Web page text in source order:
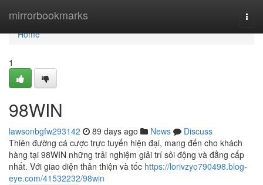
mirrorbookmarks
Home
Home
1
98WIN
lawsonbgfw293142 89 days ago News
Discuss
Thiên đường cá cược trực tuyến hiện đại, mang đến cho khách
hàng tại 98WIN những trải nghiệm giải trí sôi động và đẳng cấp
nhất. Với giao diện thân thiện và tốc https://lorivzyo790498.blog-
eye.com/41532232/98win